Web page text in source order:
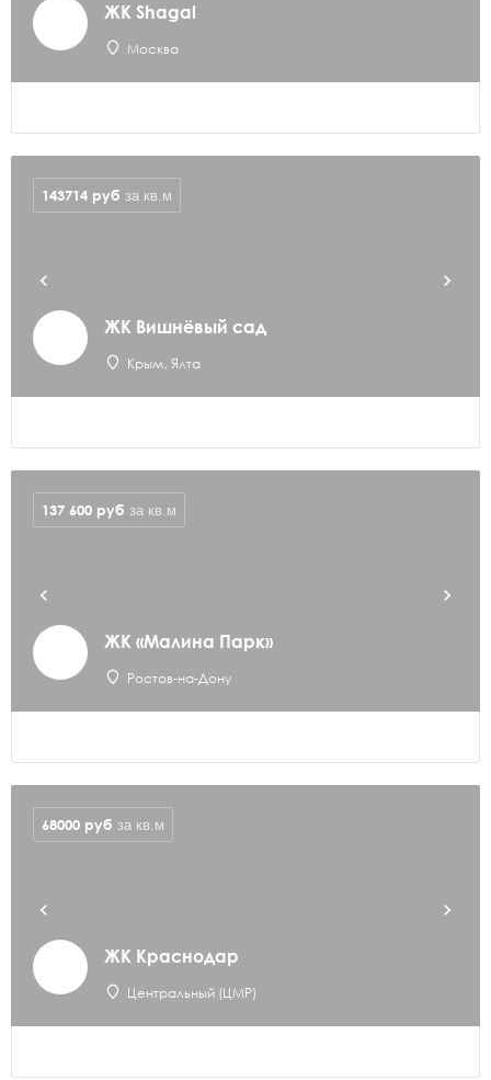
ЖК Shagal
Москва
ЖК Вишнёвый сад
Крым, Ялта
143714 руб за кв.м
ЖК «Малина Парк»
Ростов-на-Дону
137 600 руб за кв.м
ЖК Краснодар
Центральный (ЦМР)
68000 руб за кв.м